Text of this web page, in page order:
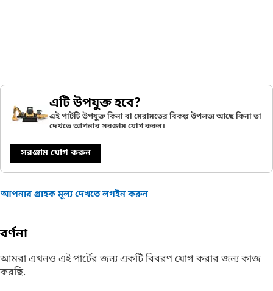
এটি উপযুক্ত হবে?
এই পার্টটি উপযুক্ত কিনা বা মেরামতের বিকল্প উপলভ্য আছে কিনা তা
দেখতে আপনার সরঞ্জাম যোগ করুন।
সরঞ্জাম যোগ করুন
আপনার গ্রাহক মূল্য দেখতে লগইন করুন
বর্ণনা
আমরা এখনও এই পার্টের জন্য একটি বিবরণ যোগ করার জন্য কাজ
করছি.